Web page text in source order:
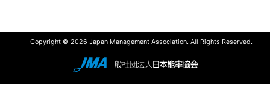
Copyright © 2026 Japan Management Association. All Rights Reserved.